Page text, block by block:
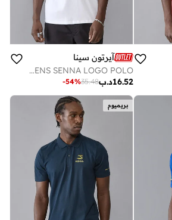
آيرتون سينا
AS FW MENS SENNA LOGO POLO
د.ب16.52
35.48
-54%
بريميوم